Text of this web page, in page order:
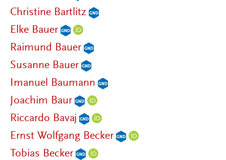
Christine Bartlitz
Elke Bauer
Raimund Bauer
Susanne Bauer
Imanuel Baumann
Joachim Baur
Riccardo Bavaj
Ernst Wolfgang Becker
Tobias Becker